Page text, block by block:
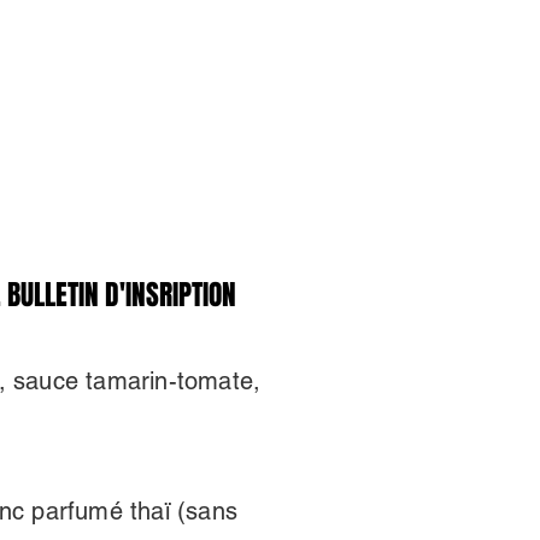
D'INSRIPTION
D'INSRIPTION
tamarin-tomate,
parfumé thaï (sans